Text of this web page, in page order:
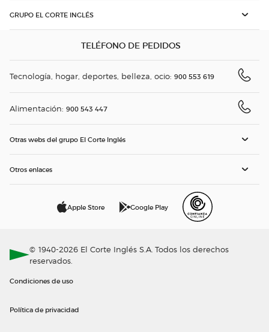
GRUPO EL CORTE INGLÉS
TELÉFONO DE PEDIDOS
Tecnología, hogar, deportes, belleza, ocio: 900 553 619
Alimentación: 900 543 447
Otras webs del grupo El Corte Inglés
Otros enlaces
Apple Store Google Play
© 1940-2026 El Corte Inglés S.A. Todos los derechos
reservados.
Condiciones de uso
Política de privacidad